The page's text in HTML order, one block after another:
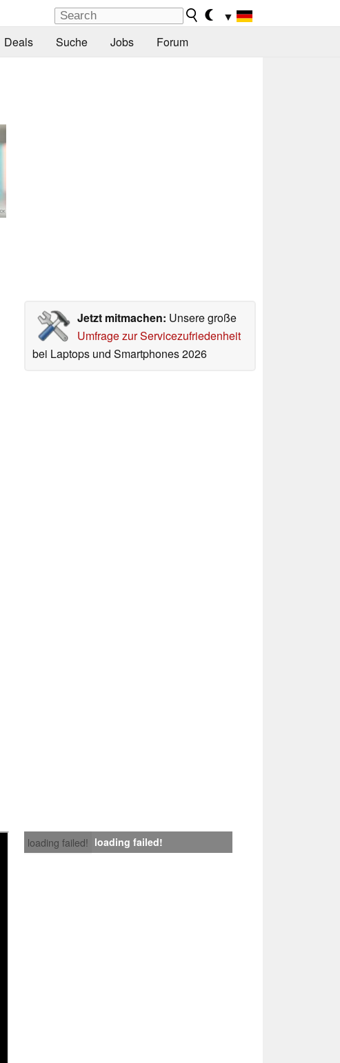
▼
Deals Suche Jobs Forum
Jetzt mitmachen: Unsere große
Umfrage zur Servicezufriedenheit
bei Laptops und Smartphones 2026
loading failed! loading failed!